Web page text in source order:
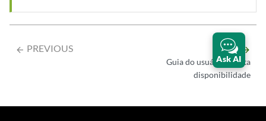
arrow_backward PREVIOUS NEXT arrow_forward
Guia do usuário de alta
disponibilidade
Ask AI